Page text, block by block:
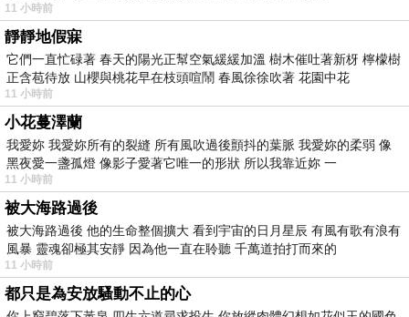
11 小時前
靜靜地假寐
它們一直忙碌著 春天的陽光正幫空氣緩緩加溫 樹木催吐著新枒 檸檬樹
正含苞待放 山櫻與桃花早在枝頭喧鬧 春風徐徐吹著 花園中花
11 小時前
小花蔓澤蘭
我愛妳 我愛妳所有的裂縫 所有風吹過後顫抖的葉脈 我愛妳的柔弱 像
黑夜愛一盞孤燈 像影子愛著它唯一的形狀 所以我靠近妳 一
11 小時前
被大海路過後
被大海路過後 他的生命整個擴大 看到宇宙的日月星辰 有風有歌有浪有
風暴 靈魂卻極其安靜 因為他一直在聆聽 千萬道拍打而來的
11 小時前
都只是為安放騷動不止的心